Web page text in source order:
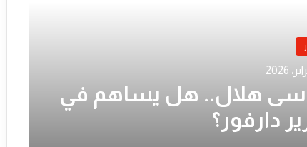
هلال.. هل يساهم في
دارفور؟